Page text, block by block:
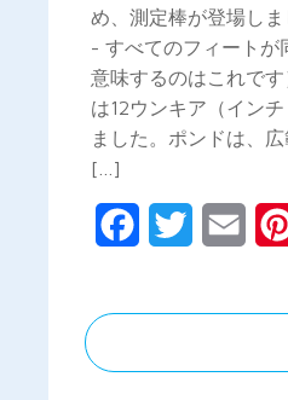
め、測定棒が登場し
- すべてのフィートが
意味するのはこれで
は12ウンキア（イン
ました。ポンドは、
[…]
FacebookTwitter